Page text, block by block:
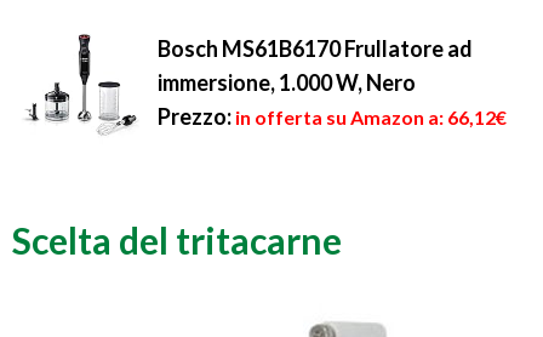
Bosch MS61B6170 Frullatore ad
immersione, 1.000 W, Nero
Prezzo: in offerta su Amazon a: 66,12€
Scelta del tritacarne